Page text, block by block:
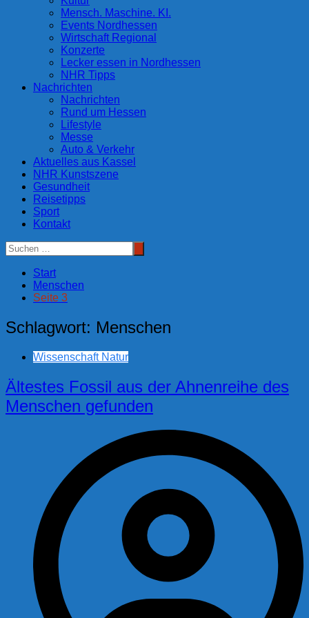
Mensch. Maschine. KI.
Events Nordhessen
Wirtschaft Regional
Konzerte
Lecker essen in Nordhessen
NHR Tipps
Nachrichten
Nachrichten
Rund um Hessen
Lifestyle
Messe
Auto & Verkehr
Aktuelles aus Kassel
NHR Kunstszene
Gesundheit
Reisetipps
Sport
Kontakt
Start
Menschen
Seite 3
Schlagwort: Menschen
Wissenschaft Natur
Ältestes Fossil aus der Ahnenreihe des
Menschen gefunden